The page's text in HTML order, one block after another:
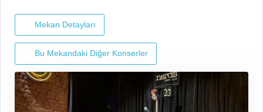
Mekan Detayları
Bu Mekandaki Diğer Konserler